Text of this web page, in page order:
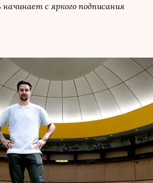
начинает с яркого подписания